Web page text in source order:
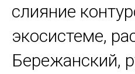
слияние
экосистеме,
Бережанский,